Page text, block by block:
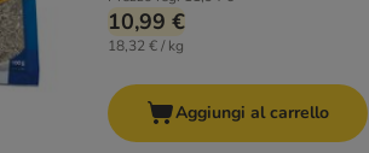
10,99 €
18,32 € / kg
Aggiungi al carrello